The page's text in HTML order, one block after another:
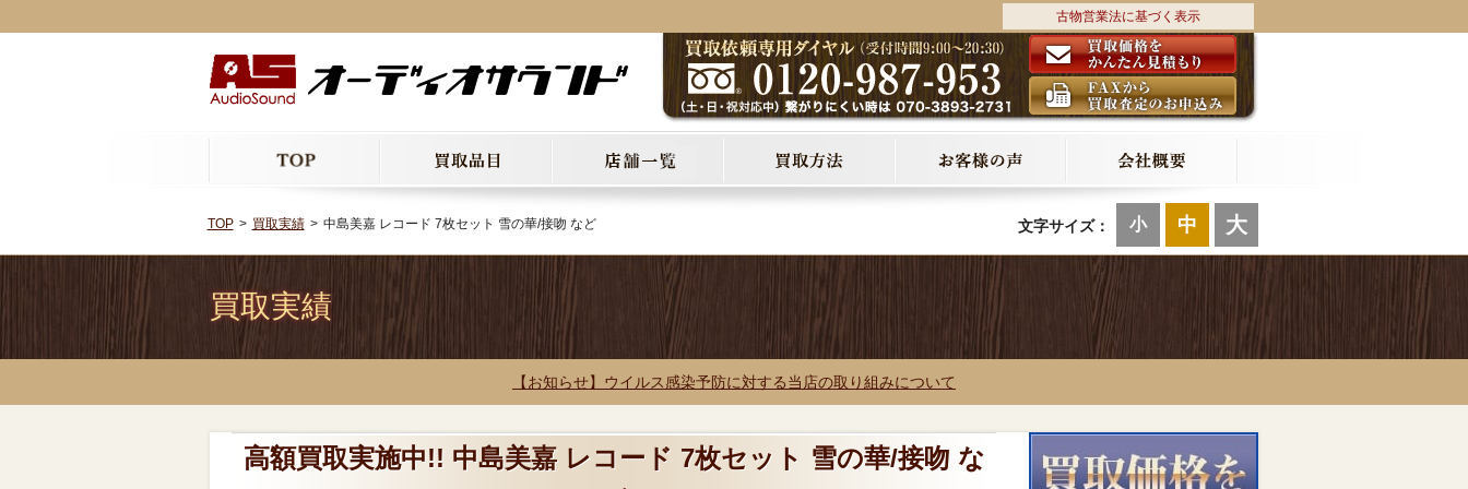
古物営業法に基づく表示
文字サイズ： 小 中 大
TOP 買取実績 中島美嘉 レコード 7枚セット 雪の華/接吻 など
買取実績
【お知らせ】ウイルス感染予防に対する当店の取り組みについて
高額買取実施中!! 中島美嘉 レコード 7枚セット 雪の華/接吻 な